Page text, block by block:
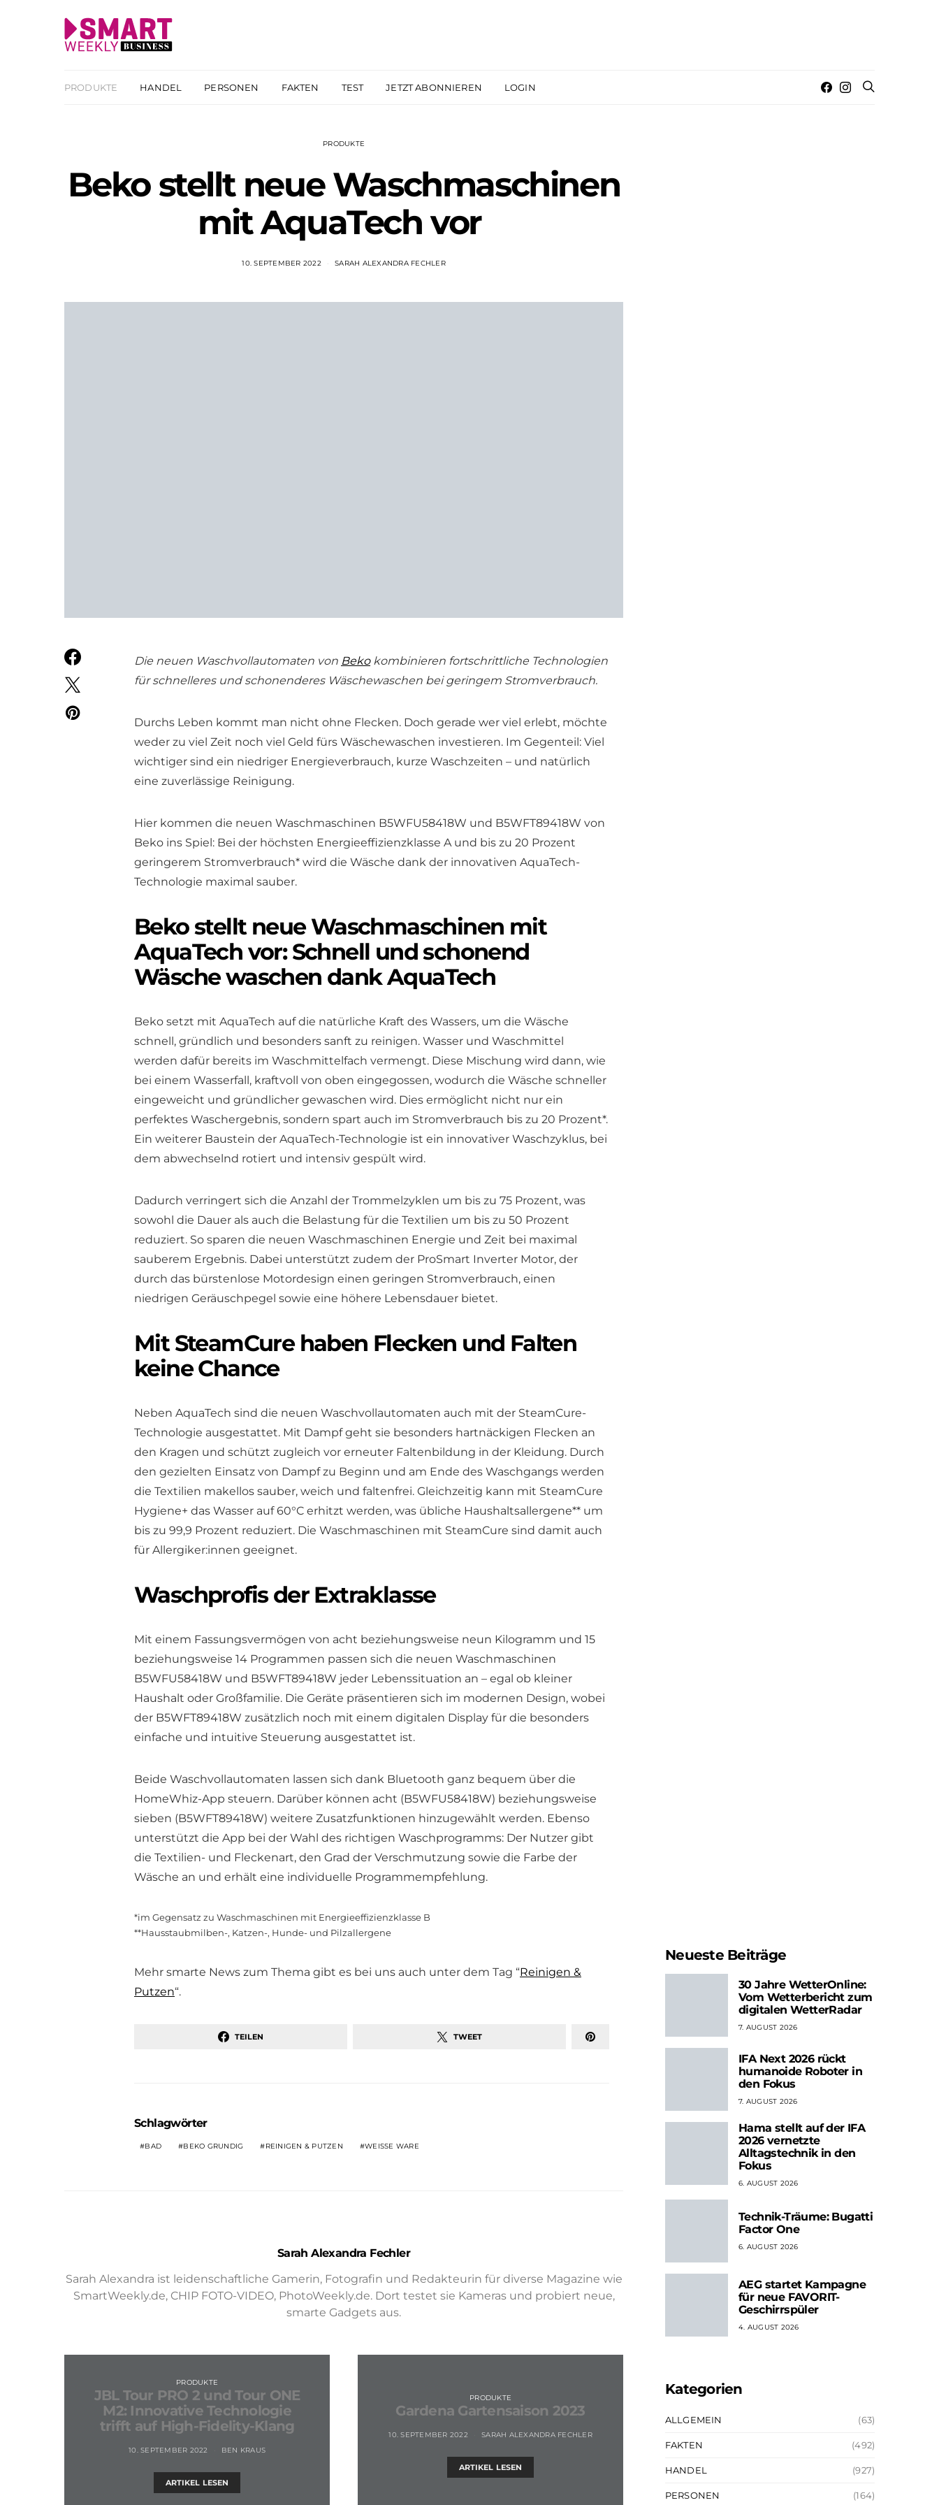
PRODUKTE HANDEL PERSONEN FAKTEN TEST JETZT ABONNIEREN LOGIN
PRODUKTE
Beko stellt neue Waschmaschinen
mit AquaTech vor
10. SEPTEMBER 2022 SARAH ALEXANDRA FECHLER
Die neuen Waschvollautomaten von Bekokombinieren fortschrittliche Technologien
für schnelleres und schonenderes Wäschewaschen bei geringem Stromverbrauch.
Durchs Leben kommt man nicht ohne Flecken. Doch gerade wer viel erlebt, möchte
weder zu viel Zeit noch viel Geld fürs Wäschewaschen investieren. Im Gegenteil: Viel
wichtiger sind ein niedriger Energieverbrauch, kurze Waschzeiten – und natürlich
eine zuverlässige Reinigung.
Hier kommen die neuen Waschmaschinen B5WFU58418W und B5WFT89418W von
Beko ins Spiel: Bei der höchsten Energieeffizienzklasse A und bis zu 20 Prozent
geringerem Stromverbrauch* wird die Wäsche dank der innovativen AquaTech-
Technologie maximal sauber.
Beko stellt neue Waschmaschinen mit
AquaTech vor: Schnell und schonend
Wäsche waschen dank AquaTech
Beko setzt mit AquaTech auf die natürliche Kraft des Wassers, um die Wäsche
schnell, gründlich und besonders sanft zu reinigen. Wasser und Waschmittel
werden dafür bereits im Waschmittelfach vermengt. Diese Mischung wird dann, wie
bei einem Wasserfall, kraftvoll von oben eingegossen, wodurch die Wäsche schneller
eingeweicht und gründlicher gewaschen wird. Dies ermöglicht nicht nur ein
perfektes Waschergebnis, sondern spart auch im Stromverbrauch bis zu 20 Prozent*.
Ein weiterer Baustein der AquaTech-Technologie ist ein innovativer Waschzyklus, bei
dem abwechselnd rotiert und intensiv gespült wird.
Dadurch verringert sich die Anzahl der Trommelzyklen um bis zu 75 Prozent, was
sowohl die Dauer als auch die Belastung für die Textilien um bis zu 50 Prozent
reduziert. So sparen die neuen Waschmaschinen Energie und Zeit bei maximal
sauberem Ergebnis. Dabei unterstützt zudem der ProSmart Inverter Motor, der
durch das bürstenlose Motordesign einen geringen Stromverbrauch, einen
niedrigen Geräuschpegel sowie eine höhere Lebensdauer bietet.
Mit SteamCure haben Flecken und Falten
keine Chance
Neben AquaTech sind die neuen Waschvollautomaten auch mit der SteamCure-
Technologie ausgestattet. Mit Dampf geht sie besonders hartnäckigen Flecken an
den Kragen und schützt zugleich vor erneuter Faltenbildung in der Kleidung. Durch
den gezielten Einsatz von Dampf zu Beginn und am Ende des Waschgangs werden
die Textilien makellos sauber, weich und faltenfrei. Gleichzeitig kann mit SteamCure
Hygiene+ das Wasser auf 60°C erhitzt werden, was übliche Haushaltsallergene** um
bis zu 99,9 Prozent reduziert. Die Waschmaschinen mit SteamCure sind damit auch
für Allergiker:innen geeignet.
Waschprofis der Extraklasse
Mit einem Fassungsvermögen von acht beziehungsweise neun Kilogramm und 15
beziehungsweise 14 Programmen passen sich die neuen Waschmaschinen
B5WFU58418W und B5WFT89418W jeder Lebenssituation an – egal ob kleiner
Haushalt oder Großfamilie. Die Geräte präsentieren sich im modernen Design, wobei
der B5WFT89418W zusätzlich noch mit einem digitalen Display für die besonders
einfache und intuitive Steuerung ausgestattet ist.
Beide Waschvollautomaten lassen sich dank Bluetooth ganz bequem über die
HomeWhiz-App steuern. Darüber können acht (B5WFU58418W) beziehungsweise
sieben (B5WFT89418W) weitere Zusatzfunktionen hinzugewählt werden. Ebenso
unterstützt die App bei der Wahl des richtigen Waschprogramms: Der Nutzer gibt
die Textilien- und Fleckenart, den Grad der Verschmutzung sowie die Farbe der
Wäsche an und erhält eine individuelle Programmempfehlung.
*im Gegensatz zu Waschmaschinen mit Energieeffizienzklasse B
**Hausstaubmilben-, Katzen-, Hunde- und Pilzallergene
Mehr smarte News zum Thema gibt es bei uns auch unter dem Tag “Reinigen &
Putzen“.
TEILEN TWEET
Schlagwörter
BAD BEKO GRUNDIG REINIGEN & PUTZEN WEISSE WARE
Sarah Alexandra Fechler
Sarah Alexandra ist leidenschaftliche Gamerin, Fotografin und Redakteurin für diverse Magazine wie
SmartWeekly.de, CHIP FOTO-VIDEO, PhotoWeekly.de. Dort testet sie Kameras und probiert neue,
smarte Gadgets aus.
PRODUKTE
JBL Tour PRO 2 und Tour ONE
M2: Innovative Technologie
trifft auf High-Fidelity-Klang
10. SEPTEMBER 2022 BEN KRAUS
ARTIKEL LESEN
PRODUKTE
Gardena Gartensaison 2023
10. SEPTEMBER 2022 SARAH ALEXANDRA FECHLER
ARTIKEL LESEN
Neueste Beiträge
30 Jahre WetterOnline:
Vom Wetterbericht zum
digitalen WetterRadar
7. AUGUST 2026
IFA Next 2026 rückt
humanoide Roboter in
den Fokus
7. AUGUST 2026
Hama stellt auf der IFA
2026 vernetzte
Alltagstechnik in den
Fokus
6. AUGUST 2026
Technik-Träume: Bugatti
Factor One
6. AUGUST 2026
AEG startet Kampagne
für neue FAVORIT-
Geschirrspüler
4. AUGUST 2026
Kategorien
ALLGEMEIN (63)
FAKTEN (492)
HANDEL (927)
PERSONEN (164)